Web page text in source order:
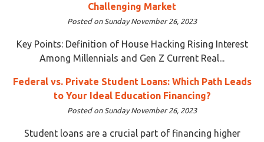
Challenging Market
Posted on Sunday November 26, 2023
Key Points: Definition of House Hacking Rising Interest
Among Millennials and Gen Z Current Real...
Federal vs. Private Student Loans: Which Path Leads
to Your Ideal Education Financing?
Posted on Sunday November 26, 2023
Student loans are a crucial part of financing higher